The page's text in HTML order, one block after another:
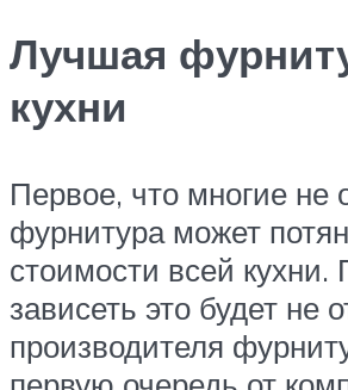
Лучшая
кухни
Первое, что многие не
фурнитура может
стоимости всей кухни.
зависеть это будет не
производителя